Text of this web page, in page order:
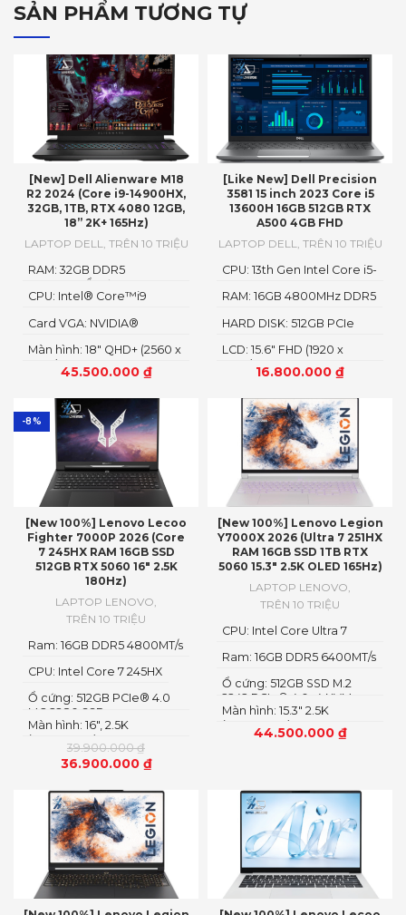
SẢN PHẨM TƯƠNG TỰ
[New] Dell Alienware M18
R2 2024 (Core i9-14900HX,
32GB, 1TB, RTX 4080 12GB,
18” 2K+ 165Hz)
LAPTOP DELL, TRÊN 10 TRIỆU
45.500.000 ₫
Màn hình: 18" QHD+ (2560 x
1600)
Card VGA: NVIDIA®
GDDR6
CPU: Intel® Core™i9
RAM: 32GB DDR5
4800MHzỔ cứng1TB PCIe
Gen4 M.2 SSD
[Like New] Dell Precision
3581 15 inch 2023 Core i5
13600H 16GB 512GB RTX
A500 4GB FHD
LAPTOP DELL, TRÊN 10 TRIỆU
16.800.000 ₫
LCD: 15.6" FHD (1920 x
1080)
HARD DISK: 512GB PCIe
RAM: 16GB 4800MHz DDR5
CPU: 13th Gen Intel Core i5-
-8%
[New 100%] Lenovo Lecoo
Fighter 7000P 2026 (Core
7 245HX RAM 16GB SSD
512GB RTX 5060 16″ 2.5K
180Hz)
LAPTOP LENOVO,
TRÊN 10 TRIỆU
39.900.000₫
36.900.000 ₫
Màn hình: 16″, 2.5K
(2560x1600) IPS, LED
Ổ cứng: 512GB PCIe® 4.0
M.2 2280 SSD
CPU: Intel Core 7 245HX
Ram: 16GB DDR5 4800MT/s
[New 100%] Lenovo Legion
Y7000X 2026 (Ultra 7 251HX
RAM 16GB SSD 1TB RTX
5060 15.3″ 2.5K OLED 165Hz)
LAPTOP LENOVO,
TRÊN 10 TRIỆU
44.500.000 ₫
Màn hình: 15.3" 2.5K
(2560x1600) OLED
Ổ cứng: 512GB SSD M.2
2242 PCIe® 4.0×4 NVMe
Ram: 16GB DDR5 6400MT/s
CPU: Intel Core Ultra 7